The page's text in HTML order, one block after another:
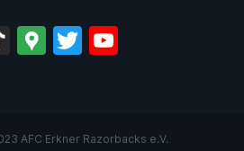
TikTok
GoogleTwitter
AFC Erkner Razorbacks e.V.